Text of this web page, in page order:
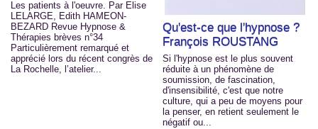
Les patients à l'oeuvre. Par Elise
LELARGE, Edith HAMEON-
BEZARD Revue Hypnose &
Thérapies brèves n°34
Particulièrement remarqué et
apprécié lors du récent congrès de
La Rochelle, l’atelier...
Qu'est-ce que l'hypnose ?
François ROUSTANG
Si l'hypnose est le plus souvent
réduite à un phénomène de
soumission, de fascination,
d'insensibilité, c'est que notre
culture, qui a peu de moyens pour
la penser, en retient seulement le
négatif ou...